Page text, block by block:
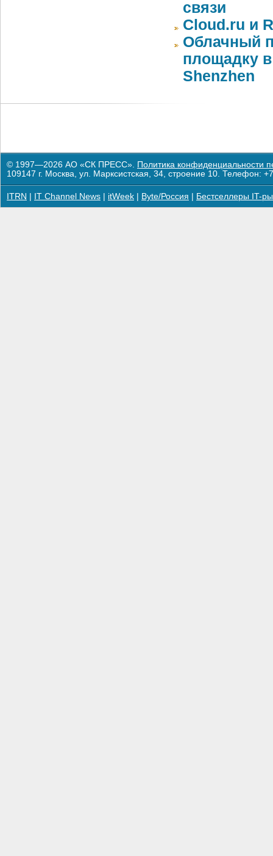
связи
Cloud.ru и
Облачный
площадку в
Shenzhen
© 1997—2026 АО «СК ПРЕСС». Политика конфиденциальности
109147 г. Москва, ул. Марксистская, 34, строение 10. Телефон:
ITRN IT Channel News itWeek Byte/Россия Бестселлеры IT-